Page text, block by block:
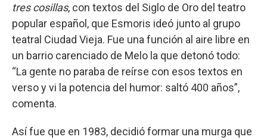
tres cosillas, con textos del Siglo de Oro del teatro
popular español, que Esmoris ideó junto al grupo
teatral Ciudad Vieja. Fue una función al aire libre en
un barrio carenciado de Melo la que detonó todo:
“La gente no paraba de reírse con esos textos en
verso y vi la potencia del humor: saltó 400 años”,
comenta.
Así fue que en 1983, decidió formar una murga que